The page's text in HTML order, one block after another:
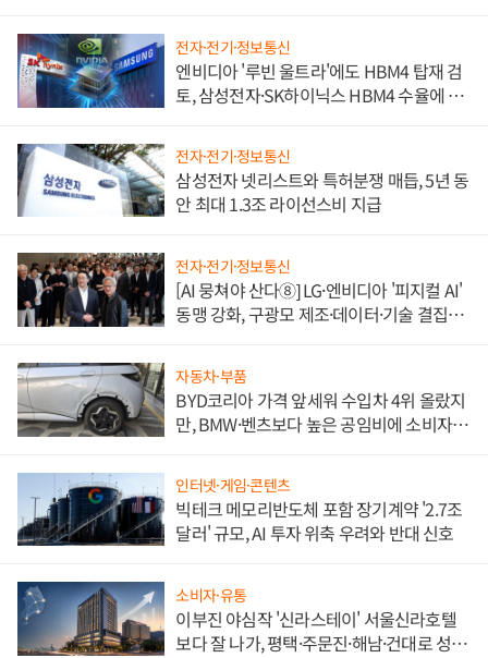
전자·전기·정보통신
엔비디아 '루빈 울트라'에도 HBM4 탑재 검
토, 삼성전자·SK하이닉스 HBM4 수율에 주
전자·전기·정보통신
삼성전자 넷리스트와 특허분쟁 매듭, 5년 동
안 최대 1.3조 라이선스비 지급
전자·전기·정보통신
[AI 뭉쳐야 산다⑧] LG·엔비디아 '피지컬 AI'
동맹 강화, 구광모 제조·데이터·기술 결집
자동차·부품
BYD코리아 가격 앞세워 수입차 4위 올랐지
만, BMW·벤츠보다 높은 공임비에 소비자
인터넷·게임·콘텐츠
빅테크 메모리반도체 포함 장기계약 '2.7조
달러' 규모, AI 투자 위축 우려와 반대 신호
소비자·유통
이부진 야심작 '신라스테이' 서울신라호텔
보다 잘 나가, 평택·주문진·해남·건대로 성